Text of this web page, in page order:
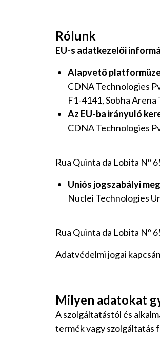
‍Rólunk
EU-s adatkezelői
Alapvető
CDNA Technologies
F1-4141, Sobha
Az EU-ba irányuló
CDNA Technologies
Rua Quinta da Lobita Nº
Uniós jogszabályi
Nuclei Technologies
Rua Quinta da Lobita Nº
Adatvédelmi jogai
‍Milyen adatokat
A szolgáltatástól és
termék vagy szolgáltatás